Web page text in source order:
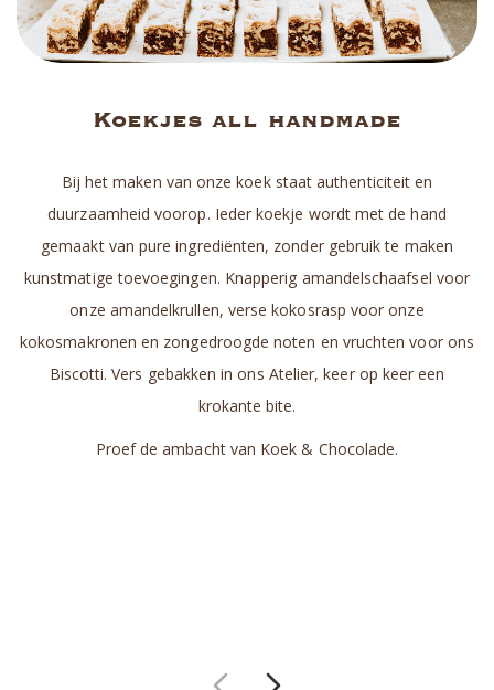
Koekjes all handmade
Bij het maken van onze koek staat authenticiteit en
duurzaamheid voorop. Ieder koekje wordt met de hand
gemaakt van pure ingrediënten, zonder gebruik te maken
kunstmatige toevoegingen. Knapperig amandelschaafsel voor
onze amandelkrullen, verse kokosrasp voor onze
kokosmakronen en zongedroogde noten en vruchten voor ons
Biscotti. Vers gebakken in ons Atelier, keer op keer een
krokante bite.
Proef de ambacht van Koek & Chocolade.